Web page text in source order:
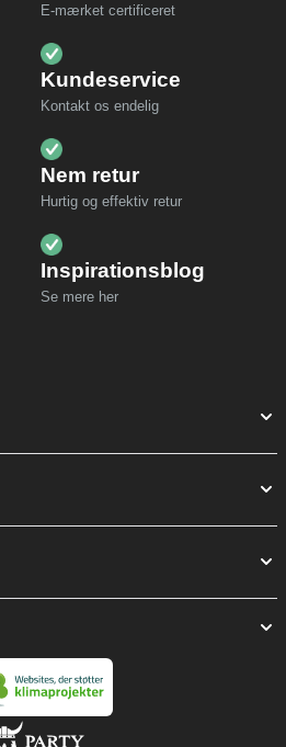
E-mærket certificeret
Kundeservice
Kontakt os endelig
Nem retur
Hurtig og effektiv retur
Inspirationsblog
Se mere her